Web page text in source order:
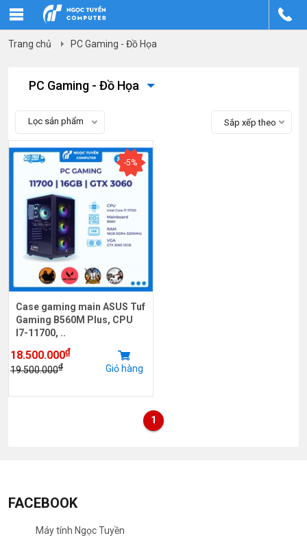
Trang chủ PC Gaming - Đồ Họa
PC Gaming - Đồ Họa
Lọc sản phẩm Sắp xếp theo
-5%
Case gaming main ASUS Tuf
Gaming B560M Plus, CPU
I7-11700, ..
18.500.000₫
19.500.000₫ Giỏ hàng
1
FACEBOOK
Máy tính Ngọc Tuyền